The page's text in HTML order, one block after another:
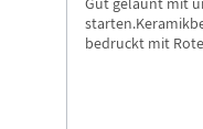
bedruckt mit